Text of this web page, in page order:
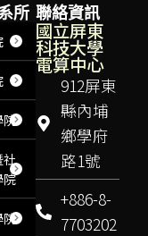
聯絡資訊
國立屏東
科技大學
電算中心
912屏東
縣內埔
鄉學府
路1號
+886-8-
7703202
所
院
社
院
院